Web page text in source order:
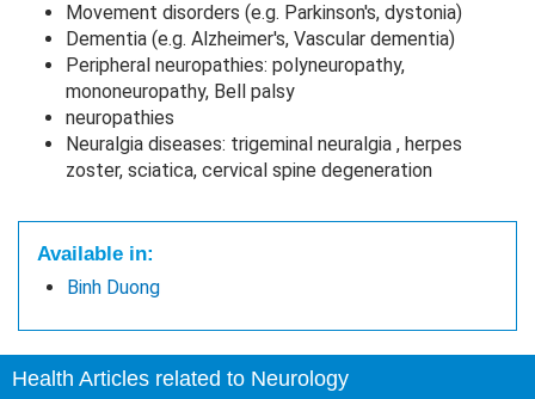
Movement disorders (e.g. Parkinson's, dystonia)
Dementia (e.g. Alzheimer's, Vascular dementia)
Peripheral neuropathies: polyneuropathy,
mononeuropathy, Bell palsy
neuropathies
Neuralgia diseases: trigeminal neuralgia , herpes
zoster, sciatica, cervical spine degeneration
Available in:
Binh Duong
Health Articles related to Neurology